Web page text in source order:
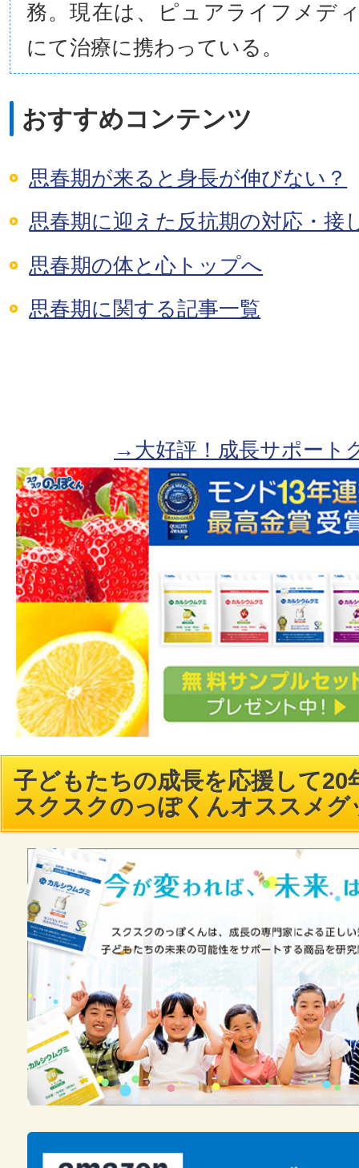
務。現在は、ピュアライフメデ
にて治療に携わっている。
おすすめコンテンツ
思春期が来ると身長が伸びない？
思春期に迎えた反抗期の対応・接
思春期の体と心トップへ
思春期に関する記事一覧
→大好評！成長サポート
子どもたちの成長を応援して20
スクスクのっぽくんオススメグ